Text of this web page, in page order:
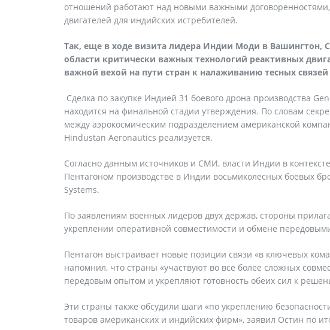
отношений работают над новыми важными
двигателей для индийских истребителей.
Так, еще в ходе визита лидера Индии Моди в Вашингтон,
области критически важных технологий реактивных
важной вехой на пути стран к налаживанию тесных
Сделка по закупке Индией 31 боевого дрона производства
находится на финальной стадии утверждения. По словам
между аэрокосмическим подразделением американской
Hindustan Aeronautics реализуется.
Согласно данным источников и СМИ, власти Индии в
Пентагоном производстве в Индии восьмиколесных боевых
Systems.
По заявлениям военных лидеров двух держав, стороны
укреплении оперативной совместимости и обмене
Пентагон выстраивает новые позиции связи «в ключевых
напомнил, что страны «участвуют во все более сложных
передовым опытом и укрепляют готовность обеих сил к
Эти страны также обсудили шаги «по укреплению
товаров американских и индийских фирм», заявил Остин по